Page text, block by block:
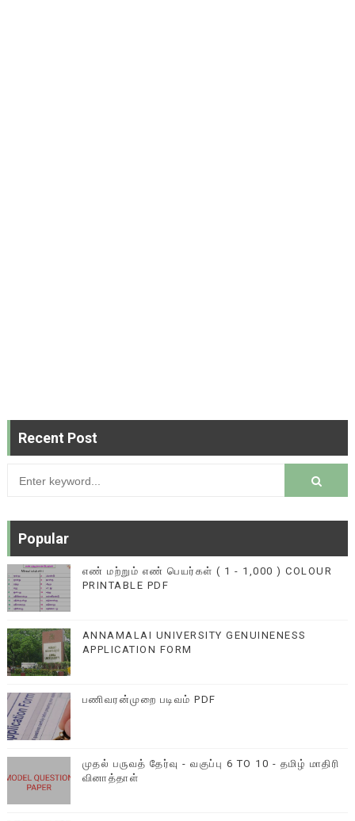
Recent Post
Popular
எண் மற்றும் எண் பெயர்கள் ( 1 - 1,000 ) COLOUR
PRINTABLE PDF
ANNAMALAI UNIVERSITY GENUINENESS
APPLICATION FORM
பணிவரன்முறை படிவம் PDF
முதல் பருவத் தேர்வு - வகுப்பு 6 TO 10 - தமிழ் மாதிரி
வினாத்தாள்